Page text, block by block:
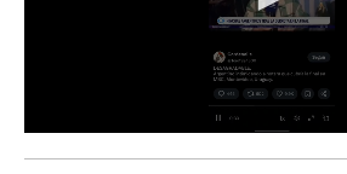
s